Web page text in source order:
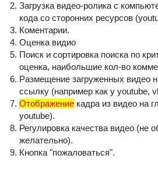
Загрузка видео-ролика с
кода со сторонних ресурсов
Коментарии.
Оценка видио
Поиск и сортировка поиска по
оценка, наибольшие кол-во
Размещение загруженных видео
ссылку (например как у youtube,
Отображение кадра из видео на
youtube).
Регулировка качества видео (не
желательно).
Кнопка "пожаловаться".